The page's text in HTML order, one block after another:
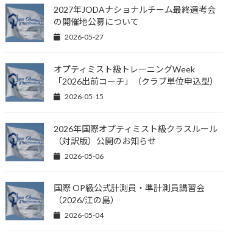
2027年JODAナショナルチーム最終選考会
の開催地公募について
2026-05-27
オプティミスト級トレーニングWeek
「2026出前コーチ」（クラブ単位申込型）
2026-05-15
2026年国際オプティミスト級クラスルール
（対訳版）公開のお知らせ
2026-05-06
国際 OP級公式計測員・準計測員講習会
（2026/江の島）
2026-05-04